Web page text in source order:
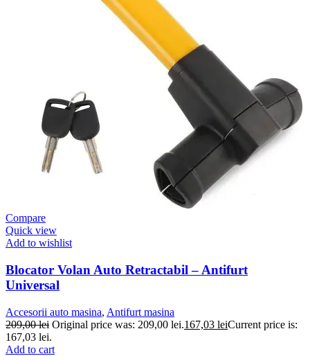
Compare
Quick view
Add to wishlist
Blocator Volan Auto Retractabil – Antifurt
Universal
Accesorii auto masina, Antifurt masina
209,00lei Original price was: 209,00 lei.167,03 leiCurrent price is:
167,03 lei.
Add to cart